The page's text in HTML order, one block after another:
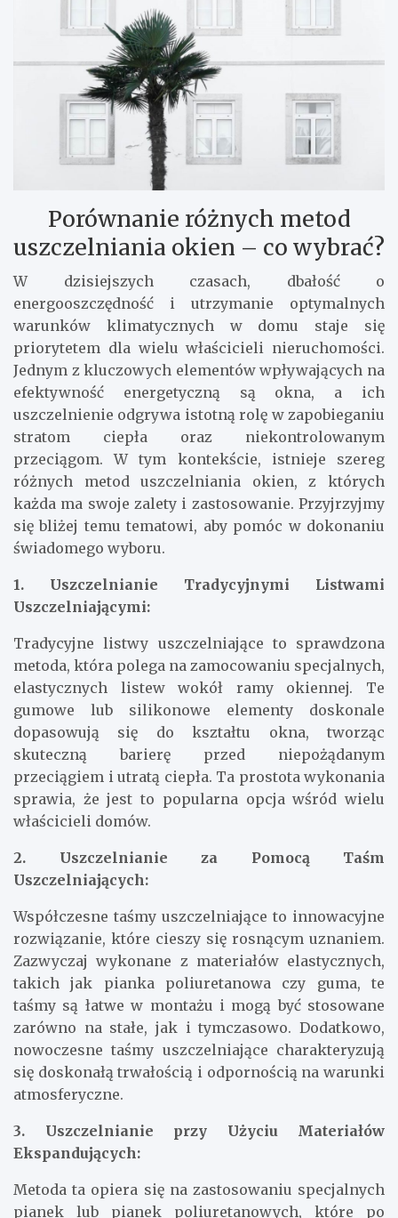
Porównanie różnych metod
uszczelniania okien – co wybrać?
W dzisiejszych czasach, dbałość o
energooszczędność i utrzymanie optymalnych
warunków klimatycznych w domu staje się
priorytetem dla wielu właścicieli nieruchomości.
Jednym z kluczowych elementów wpływających na
efektywność energetyczną są okna, a ich
uszczelnienie odgrywa istotną rolę w zapobieganiu
stratom ciepła oraz niekontrolowanym
przeciągom. W tym kontekście, istnieje szereg
różnych metod uszczelniania okien, z których
każda ma swoje zalety i zastosowanie. Przyjrzyjmy
się bliżej temu tematowi, aby pomóc w dokonaniu
świadomego wyboru.
1. Uszczelnianie Tradycyjnymi Listwami
Uszczelniającymi:
Tradycyjne listwy uszczelniające to sprawdzona
metoda, która polega na zamocowaniu specjalnych,
elastycznych listew wokół ramy okiennej. Te
gumowe lub silikonowe elementy doskonale
dopasowują się do kształtu okna, tworząc
skuteczną barierę przed niepożądanym
przeciągiem i utratą ciepła. Ta prostota wykonania
sprawia, że jest to popularna opcja wśród wielu
właścicieli domów.
2. Uszczelnianie za Pomocą Taśm
Uszczelniających:
Współczesne taśmy uszczelniające to innowacyjne
rozwiązanie, które cieszy się rosnącym uznaniem.
Zazwyczaj wykonane z materiałów elastycznych,
takich jak pianka poliuretanowa czy guma, te
taśmy są łatwe w montażu i mogą być stosowane
zarówno na stałe, jak i tymczasowo. Dodatkowo,
nowoczesne taśmy uszczelniające charakteryzują
się doskonałą trwałością i odpornością na warunki
atmosferyczne.
3. Uszczelnianie przy Użyciu Materiałów
Ekspandujących:
Metoda ta opiera się na zastosowaniu specjalnych
pianek lub pianek poliuretanowych, które po